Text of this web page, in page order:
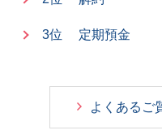
3位 定期預金
よくあるご